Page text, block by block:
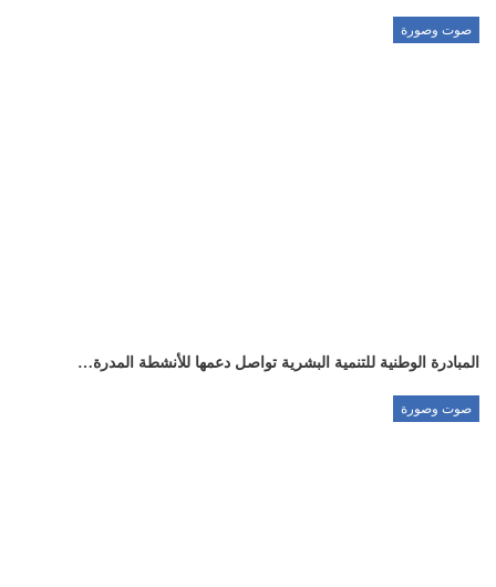
صوت وصورة
المبادرة الوطنية للتنمية البشرية تواصل دعمها للأنشطة المدرة…
صوت وصورة